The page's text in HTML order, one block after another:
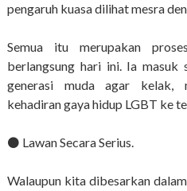
pengaruh kuasa dilihat mesra
Semua itu merupakan
berlangsung hari ini. Ia masuk
generasi muda agar kelak,
kehadiran gaya hidup LGBT ke
⚫️ Lawan Secara Serius.
Walaupun kita dibesarkan